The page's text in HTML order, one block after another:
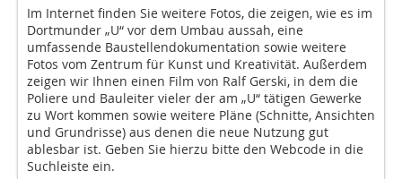
Im Internet finden Sie weitere Fotos, die zeigen, wie es im
Dortmunder „U“ vor dem Umbau aussah, eine
umfassende Baustellendokumentation sowie weitere
Fotos vom Zentrum für Kunst und Kreativität. Außerdem
zeigen wir Ihnen einen Film von Ralf Gerski, in dem die
Poliere und Bauleiter vieler der am „U“ tätigen Gewerke
zu Wort kommen sowie weitere Pläne (Schnitte, Ansichten
und Grundrisse) aus denen die neue Nutzung gut
ablesbar ist. Geben Sie hierzu bitte den Webcode in die
Suchleiste ein.